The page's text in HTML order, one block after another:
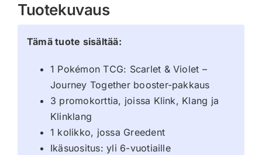
Tuotekuvaus
Tämä tuote sisältää:
1 Pokémon TCG: Scarlet & Violet –
Journey Together booster-pakkaus
3 promokorttia, joissa Klink, Klang ja
Klinklang
1 kolikko, jossa Greedent
Ikäsuositus: yli 6-vuotiaille